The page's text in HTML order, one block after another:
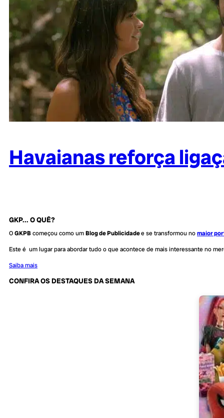
Havaianas reforça
GKP... O QUÊ?
OGKPBcomeçou como umBlog de Publicidadee se transformou nomaior
Este é um lugar para abordar tudo o que acontece de mais interessante no
Saiba mais
CONFIRA OS DESTAQUES DA SEMANA